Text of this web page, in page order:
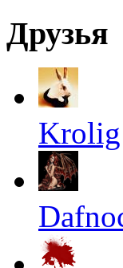
Друзья
Krolig